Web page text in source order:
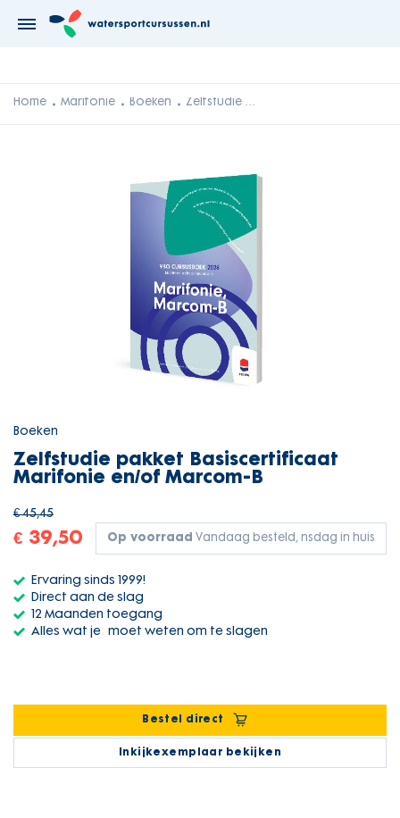
Home Marifonie Boeken Zelfstudie pakket Basiscertificaat Marifonie en/of Marcom-B
Boeken
Zelfstudie pakket Basiscertificaat
Marifonie en/of Marcom-B
€ 45,45
€ 39,50 Op voorraad Vandaag besteld, nsdag in huis
Ervaring sinds 1999!
Direct aan de slag
12 Maanden toegang
Alles wat je moet weten om te slagen
Bestel direct
Inkijkexemplaar bekijken